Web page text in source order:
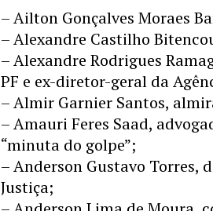
– Ailton Gonçalves Moraes
– Alexandre Castilho
– Alexandre Rodrigues
PF e ex-diretor-geral da
– Almir Garnier Santos,
– Amauri Feres Saad,
“minuta do golpe”;
– Anderson Gustavo Torres,
Justiça;